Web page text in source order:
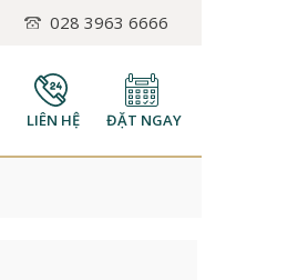
028 3963 6666
LIÊN HỆ ĐẶT NGAY